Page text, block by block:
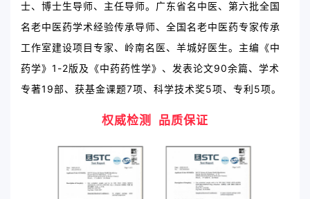
士、博士生导师、主任导师。广东省名中医、第六批全国
名老中医药学术经验传承导师、全国名老中医药专家传承
工作室建设项目专家、岭南名医、羊城好医生。主编《中
药学》1-2版及《中药药性学》、发表论文90余篇、学术
专著19部、获基金课题7项、科学技术奖5项、专利5项。
权威检测  品质保证